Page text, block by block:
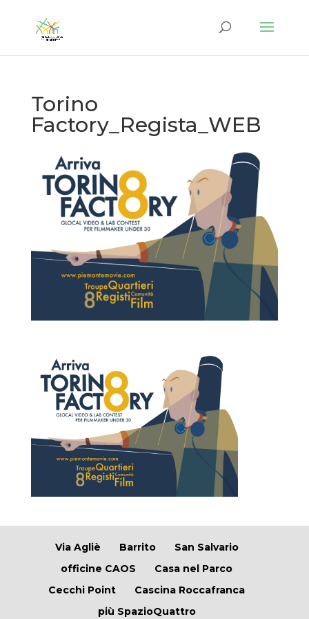
Torino
Factory_Regista_WEB
Via Agliè Barrito
San Salvario
officine CAOS
Casa nel Parco
Cecchi Point
Cascina Roccafranca
più SpazioQuattro